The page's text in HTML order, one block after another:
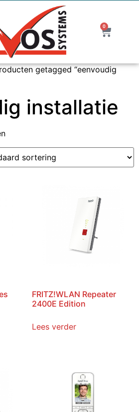
0
getagged “eenvoudig
installatie
FRITZ!WLAN Repeater
2400E Edition
Lees verder